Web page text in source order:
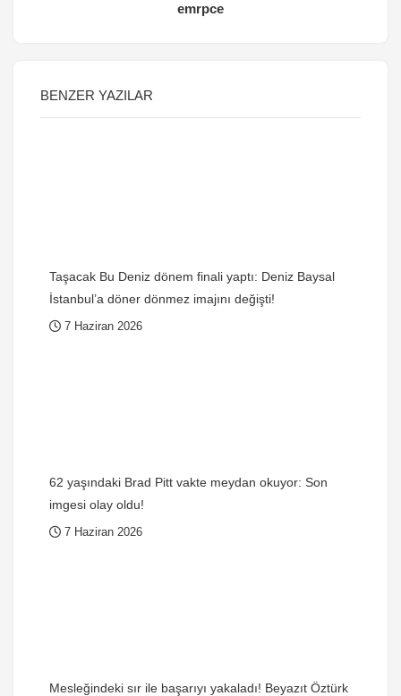
emrpce
BENZER YAZILAR
Taşacak Bu Deniz dönem finali yaptı: Deniz Baysal
İstanbul’a döner dönmez imajını değişti!
7 Haziran 2026
62 yaşındaki Brad Pitt vakte meydan okuyor: Son
imgesi olay oldu!
7 Haziran 2026
Mesleğindeki sır ile başarıyı yakaladı! Beyazıt Öztürk